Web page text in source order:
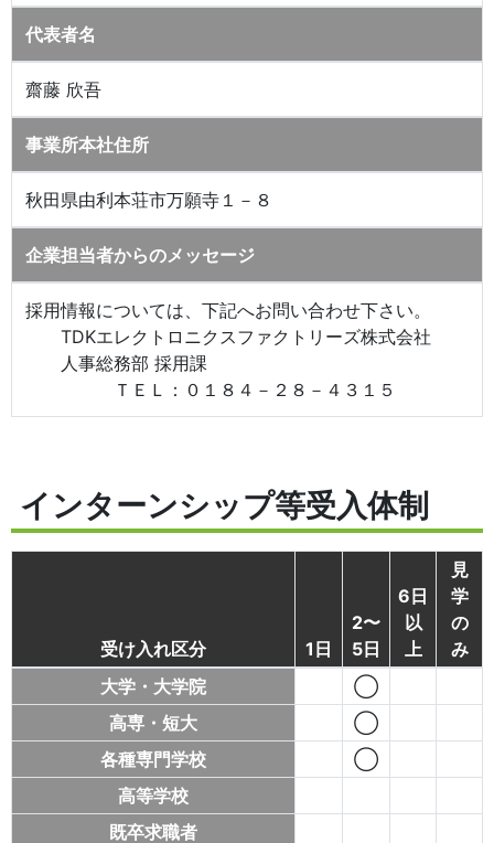
代表者名
齋藤 欣吾
事業所本社住所
秋田県由利本荘市万願寺１－８
企業担当者からのメッセージ
採用情報については、下記へお問い合わせ下さい。
TDKエレクトロニクスファクトリーズ株式会社
人事総務部 採用課
ＴＥＬ：０１８４－２８－４３１５
インターンシップ等受入体制
受け入れ区分 1日
2〜
5日
6日
以
上
見
学
の
み
大学・大学院
◯
高専・短大
◯
各種専門学校
◯
高等学校
既卒求職者